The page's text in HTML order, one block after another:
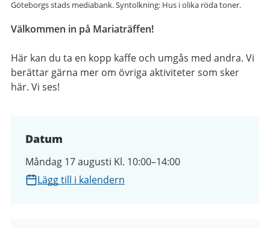
Göteborgs stads mediabank. Syntolkning: Hus i olika röda toner.
Välkommen in på Mariaträffen!
Här kan du ta en kopp kaffe och umgås med andra. Vi
berättar gärna mer om övriga aktiviteter som sker
här. Vi ses!
Datum
Måndag 17 augusti Kl. 10:00–14:00
Lägg till i kalendern